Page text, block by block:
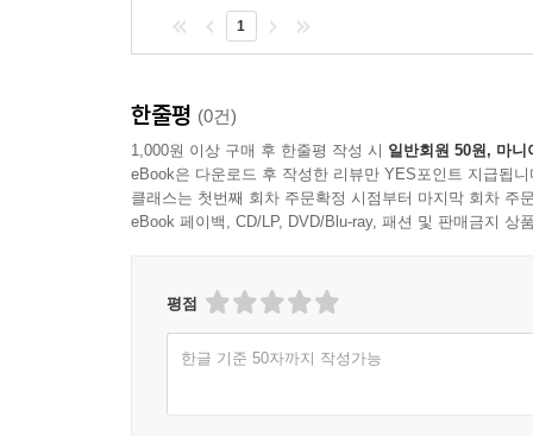
Chapter 02 실전 모의고사 정답 및 해설
Section 01 실전 모의고사 1회
Section 04 실전 모의고사 4회
Section 05 실전 모의고사 5회
Chapter 03 실전 모의고사(PDF)
Section 03 실전 모의고사 8회
1
한줄평 (0건)
1,000원 이상 구매 후 한줄평 작성 시 일반회원 50원, 마니
eBook은 다운로드 후 작성한 리뷰만 YES포인트 지급됩니
클래스는 첫번째 회차 주문확정 시점부터 마지막 회차 주
eBook 페이백, CD/LP, DVD/Blu-ray, 패션 및 판매금지 상
평점
한글 기준 50자까지 작성가능